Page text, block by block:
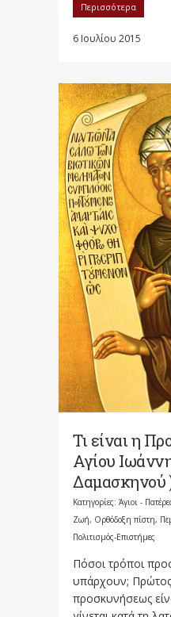
Περισσότερα
6 Ιουλίου 2015
Τι είναι η
Αγίου
Δαμασκηνού
Κατηγορίες: Άγιοι -
Ζωή, Ορθόδοξη πίστη,
Πολιτισμός-Επιστήμες
Πόσοι τρόποι
υπάρχουν;
προσκυνήσεως